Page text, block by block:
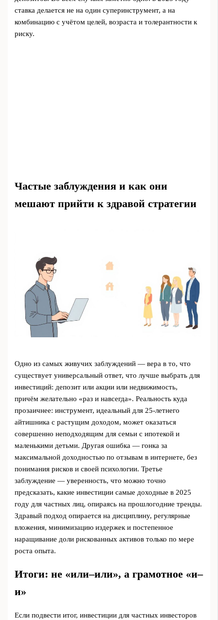
ставка делается не на один суперинструмент, а на
комбинацию с учётом целей, возраста и толерантности к
риску.
Частые заблуждения и как они
мешают прийти к здравой стратегии
Одно из самых живучих заблуждений — вера в то, что
существует универсальный ответ, что лучше выбрать для
инвестиций: депозит или акции или недвижимость,
причём желательно «раз и навсегда». Реальность куда
прозаичнее: инструмент, идеальный для 25‑летнего
айтишника с растущим доходом, может оказаться
совершенно неподходящим для семьи с ипотекой и
маленькими детьми. Другая ошибка — гонка за
максимальной доходностью по отзывам в интернете, без
понимания рисков и своей психологии. Третье
заблуждение — уверенность, что можно точно
предсказать, какие инвестиции самые доходные в 2025
году для частных лиц, опираясь на прошлогодние тренды.
Здравый подход опирается на дисциплину, регулярные
вложения, минимизацию издержек и постепенное
наращивание доли рискованных активов только по мере
роста опыта.
Итоги: не «или–или», а грамотное «и–
и»
Если подвести итог, инвестиции для частных инвесторов